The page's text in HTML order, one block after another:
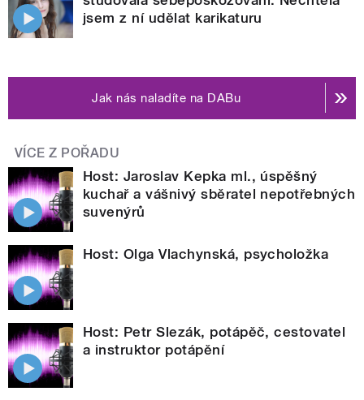
jsem z ní udělat karikaturu
Jak nás naladíte na DABu
VÍCE Z POŘADU
Host: Jaroslav Kepka ml., úspěšný
kuchař a vášnivý sběratel nepotřebných
suvenýrů
Host: Olga Vlachynská, psycholožka
Host: Petr Slezák, potápěč, cestovatel
a instruktor potápění